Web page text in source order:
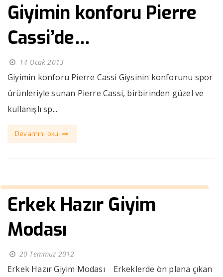
Giyimin konforu Pierre
Cassi’de…
14 Ocak 2013
Giyimin konforu Pierre Cassi Giysinin konforunu spor
ürünleriyle sunan Pierre Cassi, birbirinden güzel ve
kullanışlı sp...
Devamını oku
Erkek Hazır Giyim
Modası
20 Temmuz 2012
Erkek Hazır Giyim Modası Erkeklerde ön plana çıkan